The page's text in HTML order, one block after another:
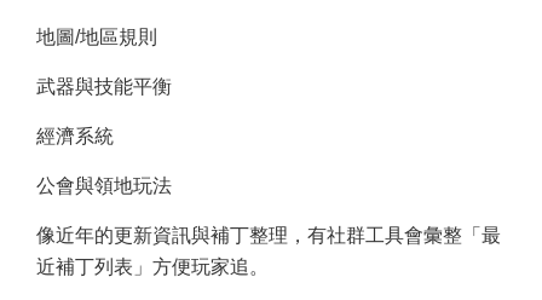
地圖/地區規則
武器與技能平衡
經濟系統
公會與領地玩法
像近年的更新資訊與補丁整理，有社群工具會彙整「最
近補丁列表」方便玩家追。